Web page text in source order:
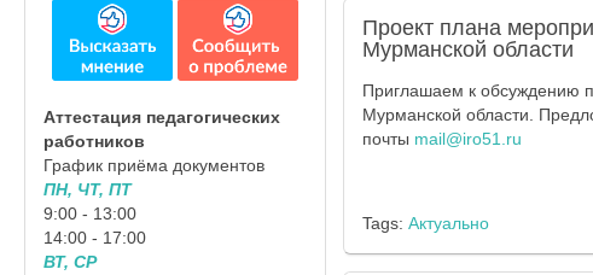
Проект плана
Мурманской области
Приглашаем к обсуждению
Мурманской области.
почты mail@iro51.ru
Tags: Актуально
Аттестация педагогических
работников
График приёма документов
ПН, ЧТ, ПТ
9:00 - 13:00
14:00 - 17:00
ВТ, СР